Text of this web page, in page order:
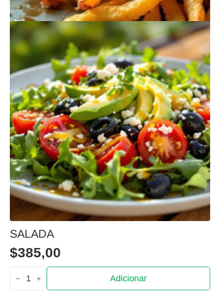
BATATA FRITA
$385,00
Quantidade
de
Batata
Frita
Adicionar
RELACIONADOS
SALADA
$385,00
Quantidade
de
Salada
Adicionar